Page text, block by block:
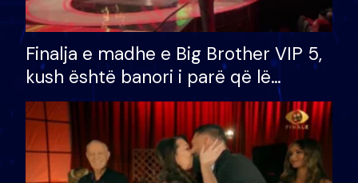
Finalja e madhe e Big Brother VIP 5,
kush është banori i parë që lë
shtëpinë dhe humb mundësinë për
të fituar çmimin e madh